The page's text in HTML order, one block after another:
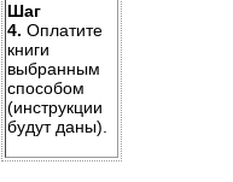
Шаг
4. Оплатите
книги
выбранным
способом
(инструкции
будут даны).